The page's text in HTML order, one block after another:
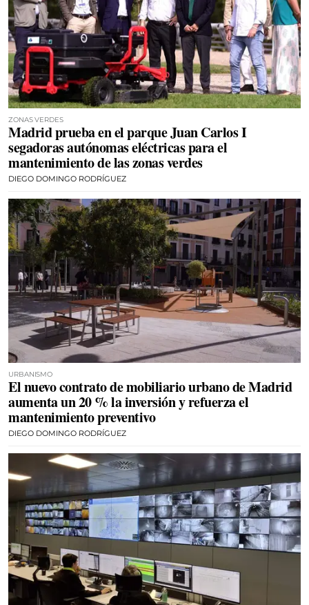
ZONAS VERDES
Madrid prueba en el parque Juan Carlos I
segadoras autónomas eléctricas para el
mantenimiento de las zonas verdes
DIEGO DOMINGO RODRÍGUEZ
URBANISMO
El nuevo contrato de mobiliario urbano de Madrid
aumenta un 20 % la inversión y refuerza el
mantenimiento preventivo
DIEGO DOMINGO RODRÍGUEZ